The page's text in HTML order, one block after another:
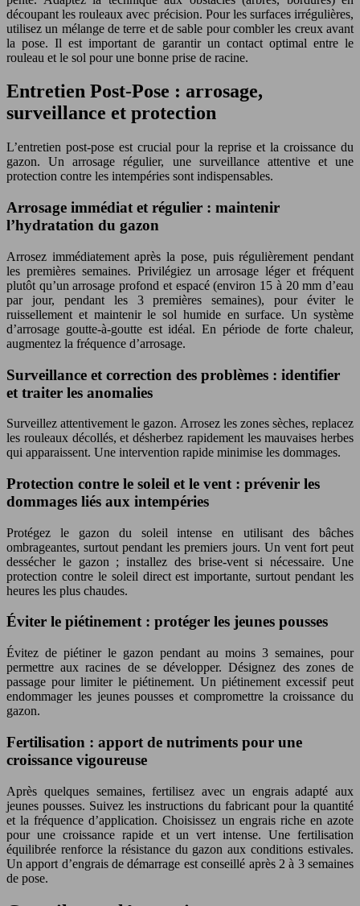
découpant les rouleaux avec précision. Pour les surfaces irrégulières,
utilisez un mélange de terre et de sable pour combler les creux avant
la pose. Il est important de garantir un contact optimal entre le
rouleau et le sol pour une bonne prise de racine.
Entretien Post-Pose : arrosage,
surveillance et protection
L’entretien post-pose est crucial pour la reprise et la croissance du
gazon. Un arrosage régulier, une surveillance attentive et une
protection contre les intempéries sont indispensables.
Arrosage immédiat et régulier : maintenir
l’hydratation du gazon
Arrosez immédiatement après la pose, puis régulièrement pendant
les premières semaines. Privilégiez un arrosage léger et fréquent
plutôt qu’un arrosage profond et espacé (environ 15 à 20 mm d’eau
par jour, pendant les 3 premières semaines), pour éviter le
ruissellement et maintenir le sol humide en surface. Un système
d’arrosage goutte-à-goutte est idéal. En période de forte chaleur,
augmentez la fréquence d’arrosage.
Surveillance et correction des problèmes : identifier
et traiter les anomalies
Surveillez attentivement le gazon. Arrosez les zones sèches, replacez
les rouleaux décollés, et désherbez rapidement les mauvaises herbes
qui apparaissent. Une intervention rapide minimise les dommages.
Protection contre le soleil et le vent : prévenir les
dommages liés aux intempéries
Protégez le gazon du soleil intense en utilisant des bâches
ombrageantes, surtout pendant les premiers jours. Un vent fort peut
dessécher le gazon ; installez des brise-vent si nécessaire. Une
protection contre le soleil direct est importante, surtout pendant les
heures les plus chaudes.
Éviter le piétinement : protéger les jeunes pousses
Évitez de piétiner le gazon pendant au moins 3 semaines, pour
permettre aux racines de se développer. Désignez des zones de
passage pour limiter le piétinement. Un piétinement excessif peut
endommager les jeunes pousses et compromettre la croissance du
gazon.
Fertilisation : apport de nutriments pour une
croissance vigoureuse
Après quelques semaines, fertilisez avec un engrais adapté aux
jeunes pousses. Suivez les instructions du fabricant pour la quantité
et la fréquence d’application. Choisissez un engrais riche en azote
pour une croissance rapide et un vert intense. Une fertilisation
équilibrée renforce la résistance du gazon aux conditions estivales.
Un apport d’engrais de démarrage est conseillé après 2 à 3 semaines
de pose.